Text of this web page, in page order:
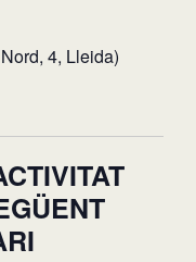
4, Lleida)